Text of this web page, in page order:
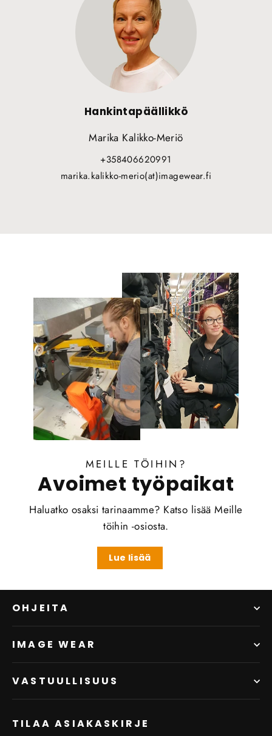
Hankintapäällikkö
Marika Kalikko-Meriö
+358406620991
marika.kalikko-merio(at)imagewear.fi
MEILLE TÖIHIN?
Avoimet työpaikat
Haluatko osaksi tarinaamme? Katso lisää Meille
töihin -osiosta.
Lue lisää
OHJEITA
IMAGE WEAR
VASTUULLISUUS
TILAA ASIAKASKIRJE